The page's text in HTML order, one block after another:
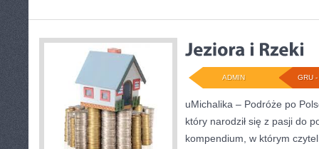
GRU
ADMIN
uMichalika – Podróże po
który narodził się z pasji do
kompendium, w którym